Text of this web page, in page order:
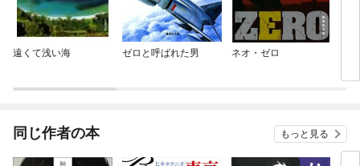
遠くて浅い海 ゼロと呼ばれた男 ネオ・ゼロ
同じ作者の本 もっと見る